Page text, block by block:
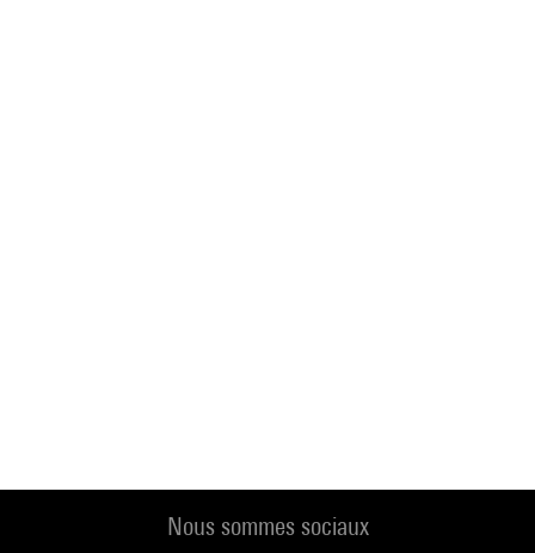
Nous sommes sociaux